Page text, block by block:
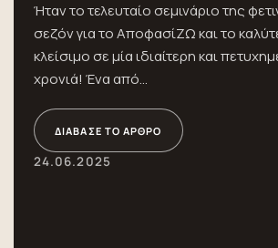
Ήταν το τελευταίο σεμινάριο της
σεζόν για το ΑποφασίΖΩ και το
κλείσιμο σε μία ιδιαίτερη και
χρονιά! Ένα από...
ΔΙΆΒΑΣΕ ΤΟ ΆΡΘΡΟ
24.06.2025